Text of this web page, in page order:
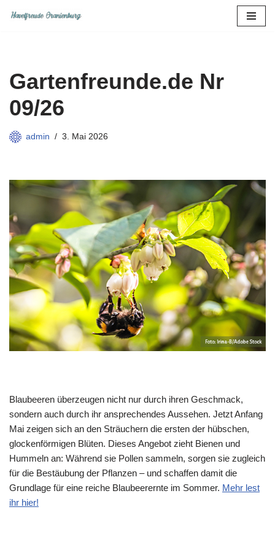
Gartenfreunde.de Nr
09/26
admin 3. Mai 2026
Blaubeeren überzeugen nicht nur durch ihren Geschmack,
sondern auch durch ihr ansprechendes Aussehen. Jetzt Anfang
Mai zeigen sich an den Sträuchern die ersten der hübschen,
glockenförmigen Blüten. Dieses Angebot zieht Bienen und
Hummeln an: Während sie Pollen sammeln, sorgen sie zugleich
für die Bestäubung der Pflanzen – und schaffen damit die
Grundlage für eine reiche Blaubeerernte im Sommer. Mehr lest
ihr hier!